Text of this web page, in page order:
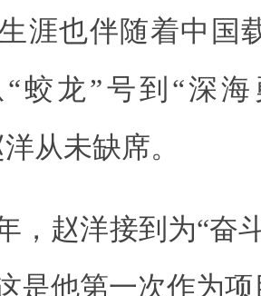
涯也伴随着中国
蛟龙”号到“深
从未缺席。
，赵洋接到为“奋
是他第一次作为项